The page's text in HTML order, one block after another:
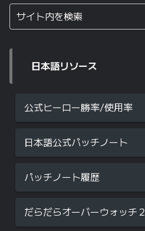
日本語リソース
公式ヒーロー勝率/使用率
日本語公式パッチノート
パッチノート履歴
だらだらオーバーウォッチ２